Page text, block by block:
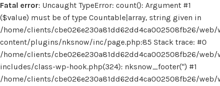
Fatal error: Uncaught TypeError: count(): Argument #1
($value) must be of type Countable|array, string given in
/home/clients/cbe026e230a81dd62dd4ca002508fb26/web/
content/plugins/nksnow/inc/page.php:85 Stack trace: #0
/home/clients/cbe026e230a81dd62dd4ca002508fb26/web/
includes/class-wp-hook.php(324): nksnow_footer('') #1
/home/clients/cbe026e230a81dd62dd4ca002508fb26/web/